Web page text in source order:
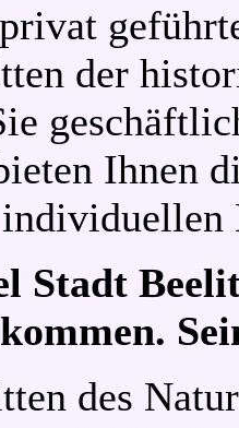
der
Ihnen
Stadt
des